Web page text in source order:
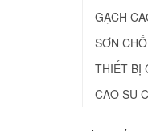
GẠCH
SƠN
THIẾT BỊ
CAO SU